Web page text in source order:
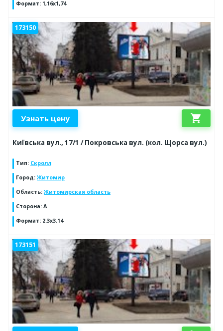
Формат: 1,16х1,74
173150
Узнать цену shopping_cart
Київська вул., 17/1 / Покровська вул. (кол. Щорса вул.)
Тип: Скролл
Город: Житомир
Область: Житомирская область
Сторона: A
Формат: 2.3x3.14
173151